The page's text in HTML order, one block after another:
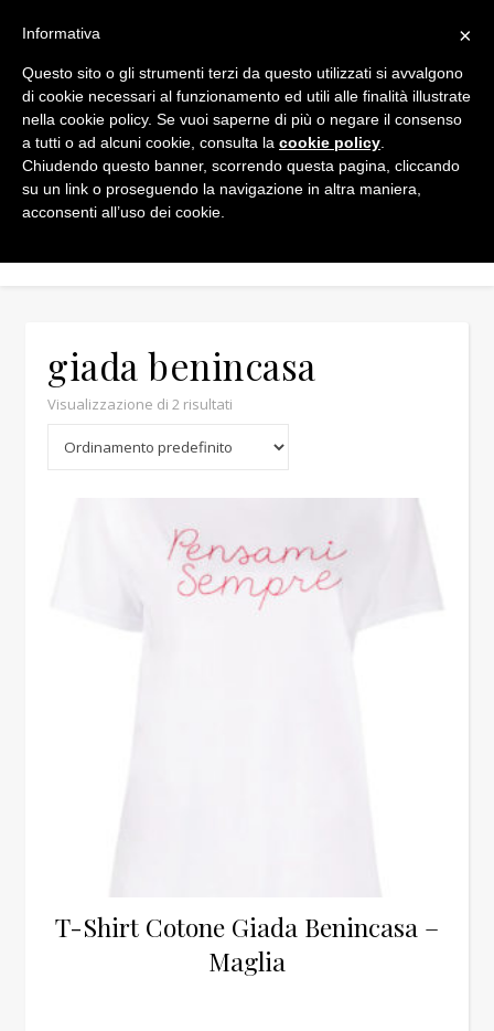
giada benincasa
Visualizzazione di 2 risultati
T-Shirt Cotone Giada Benincasa –
Maglia
×
Informativa
Questo sito o gli strumenti terzi da questo utilizzati si avvalgono
di cookie necessari al funzionamento ed utili alle finalità illustrate
nella cookie policy. Se vuoi saperne di più o negare il consenso
a tutti o ad alcuni cookie, consulta la cookie policy
Chiudendo questo banner, scorrendo questa pagina, cliccando
su un link o proseguendo la navigazione in altra maniera,
acconsenti all’uso dei cookie.